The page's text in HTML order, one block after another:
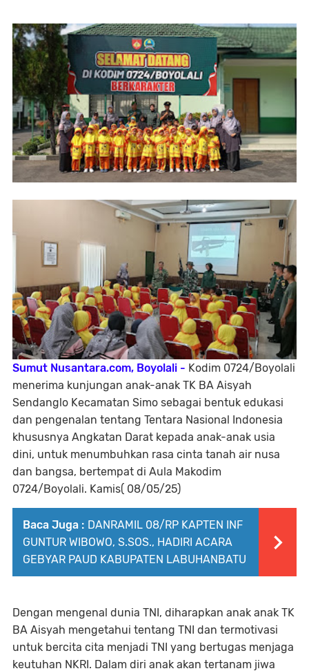
Sumut Nusantara.com, Boyolali - Kodim 0724/Boyolali
menerima kunjungan anak-anak TK BA Aisyah
Sendanglo Kecamatan Simo sebagai bentuk edukasi
dan pengenalan tentang Tentara Nasional Indonesia
khususnya Angkatan Darat kepada anak-anak usia
dini, untuk menumbuhkan rasa cinta tanah air nusa
dan bangsa, bertempat di Aula Makodim
0724/Boyolali. Kamis( 08/05/25)
Baca Juga : DANRAMIL 08/RP KAPTEN INF
GUNTUR WIBOWO, S.SOS., HADIRI ACARA
GEBYAR PAUD KABUPATEN LABUHANBATU
Dengan mengenal dunia TNI, diharapkan anak anak TK
BA Aisyah mengetahui tentang TNI dan termotivasi
untuk bercita cita menjadi TNI yang bertugas menjaga
keutuhan NKRI. Dalam diri anak akan tertanam jiwa